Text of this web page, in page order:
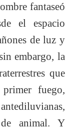
fantaseó
el espacio
de luz y
embargo, la
que
fuego,
animal. Y